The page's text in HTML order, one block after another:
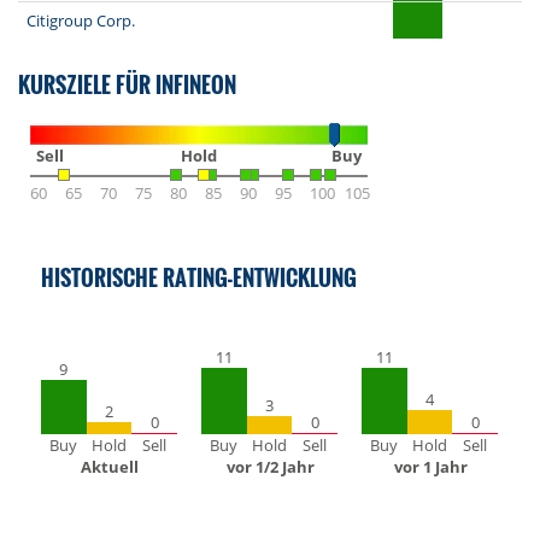
Citigroup Corp.
KURSZIELE FÜR INFINEON
Sell Hold
Buy
60
65 70 75 80 85 90 95 100 105
HISTORISCHE RATING-ENTWICKLUNG
9
Buy
2
Hold
0
Sell
Aktuell
11
Buy
3
Hold
0
Sell
vor 1/2 Jahr
11
Buy
4
Hold
0
Sell
vor 1 Jahr